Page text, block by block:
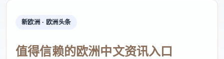
新欧洲 · 欧洲头条
值得信赖的欧洲中文资讯入口